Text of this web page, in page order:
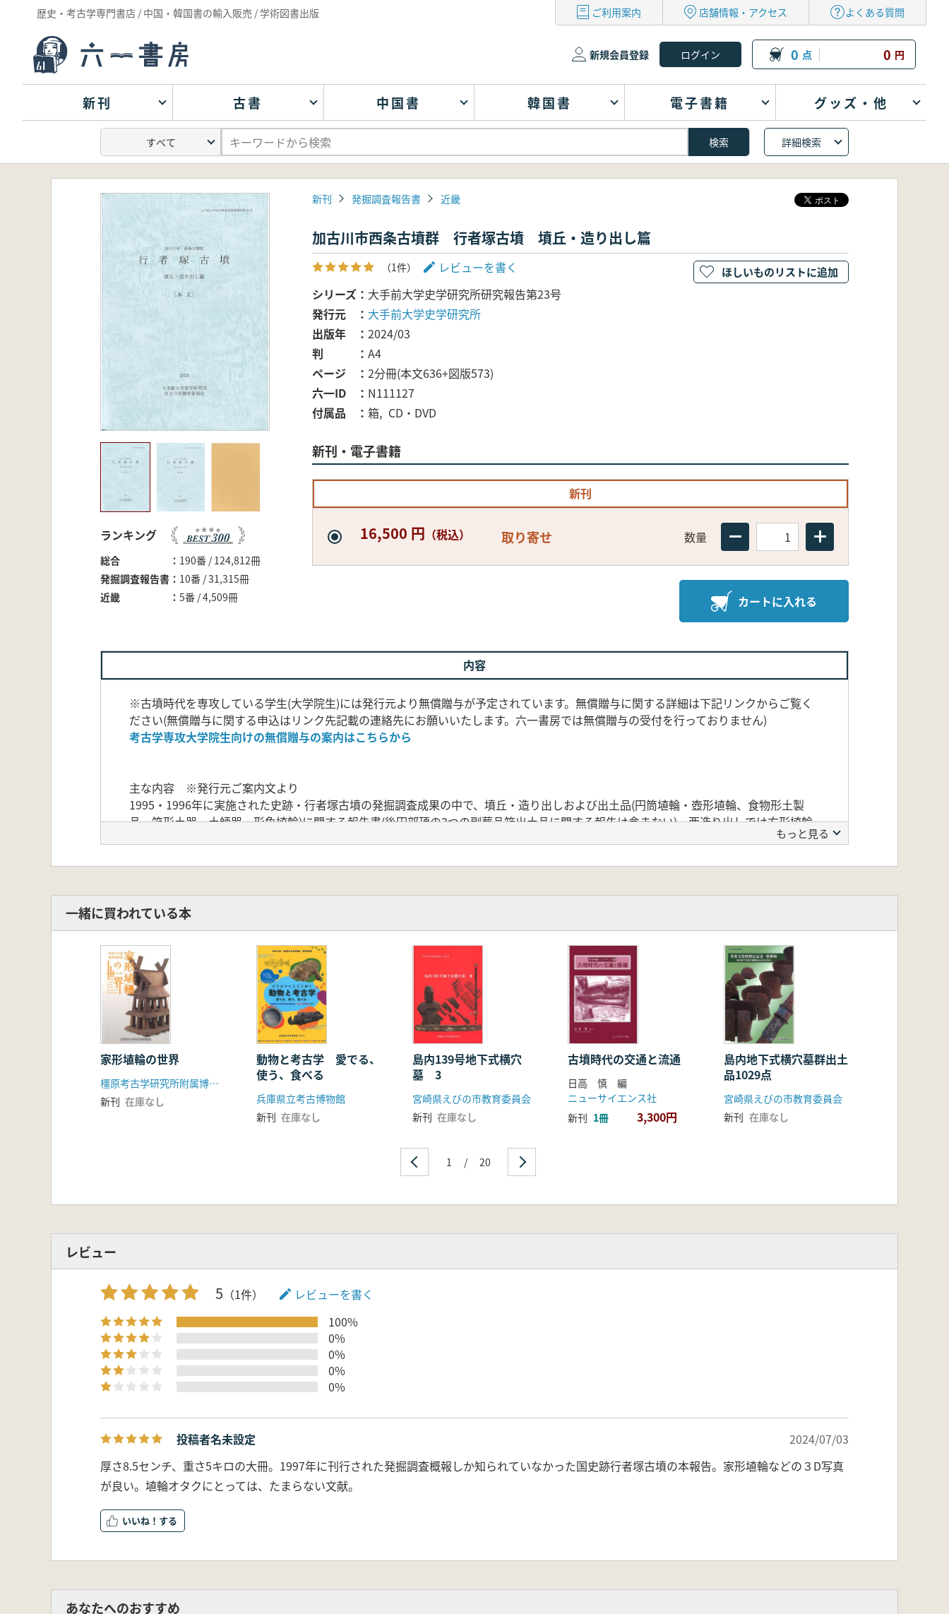
歴史・考古学専門書店 / 中国・韓国書の輸入販売 / 学術図書出版 ご利用案内 店舗情報・アクセス よくある質問
新規会員登録 0 点 0 円
新刊 古書 中国書 韓国書 電子書籍 グッズ・他
詳細検索
ランキング
総合
190番 / 124,812冊
発掘調査報告書
10番 / 31,315冊
近畿
5番 / 4,509冊
新刊 発掘調査報告書 近畿
加古川市西条古墳群 行者塚古墳 墳丘・造り出し篇
（1件）
レビューを書く
シリーズ
大手前大学史学研究所研究報告第23号
発行元
大手前大学史学研究所
出版年
2024/03
判
A4
ページ
2分冊(本文636+図版573)
六一ID
N111127
付属品
箱 CD・DVD
新刊・電子書籍
新刊
16,500 円 （税込） 取り寄せ 数量
カートに入れる
ほしいものリストに追加
内容
※古墳時代を専攻している学生(大学院生)には発行元より無償贈与が予定されています。無償贈与に関する詳細は下記リンクからご覧く
ださい(無償贈与に関する申込はリンク先記載の連絡先にお願いいたします。六一書房では無償贈与の受付を行っておりません)
考古学専攻大学院生向けの無償贈与の案内はこちらから
主な内容 ※発行元ご案内文より
1995・1996年に実施された史跡・行者塚古墳の発掘調査成果の中で、墳丘・造り出しおよび出土品(円筒埴輪・壺形埴輪、食物形土製
品・笊形土器・土師器・形象埴輪)に関する報告書(後円部頂の2つの副葬品箱出土品に関する報告は含まない)。西造り出しでは方形埴輪
列の中に食物形土製品・笊形土器・土師器や家形埴輪が良好に残され、北東造り出しでは埋葬施設の陥没坑に落ち込んだ状態で出土した
なる資料。円筒埴輪も約200本を報告。
もっと見る
一緒に買われている本
家形埴輪の世界
橿原考古学研究所附属博物館
新刊 在庫なし
動物と考古学 愛でる、
使う、食べる
兵庫県立考古博物館
新刊 在庫なし
島内139号地下式横穴
墓 3
宮崎県えびの市教育委員会
新刊 在庫なし
古墳時代の交通と流通
日高 慎 編
ニューサイエンス社
新刊 1冊 3,300円
島内地下式横穴墓群出土
品1029点
宮崎県えびの市教育委員会
新刊 在庫なし
1 / 20
レビュー
5 （1件）
レビューを書く
100%
0%
0%
0%
0%
投稿者名未設定
2024/07/03
厚さ8.5センチ、重さ5キロの大冊。1997年に刊行された発掘調査概報しか知られていなかった国史跡行者塚古墳の本報告。家形埴輪などの３D写真
が良い。埴輪オタクにとっては、たまらない文献。
いいね！
あなたへのおすすめ